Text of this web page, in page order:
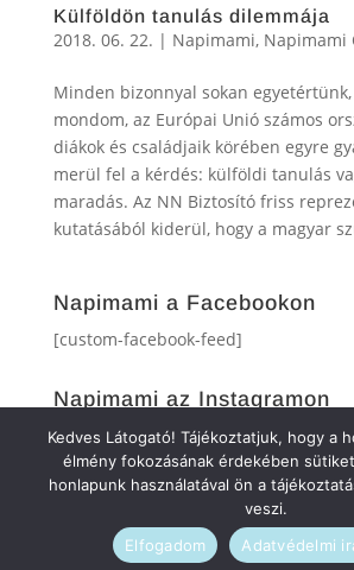
Külföldön tanulás dilemmája
2018. 06. 22. | Napimami, Napimami
Minden bizonnyal sokan
mondom, az Európai Unió számos
diákok és családjaik körében egyre
merül fel a kérdés: külföldi tanulás
maradás. Az NN Biztosító friss
kutatásából kiderül, hogy a magyar
Napimami a Facebookon
[custom-facebook-feed]
Napimami az Instagramon
[instagram-feed]
Kedves Látogató! Tájékoztatjuk, hogy a
élmény fokozásának érdekében
honlapunk használatával ön a
veszi.
Elfogadom
Adatvédelmi